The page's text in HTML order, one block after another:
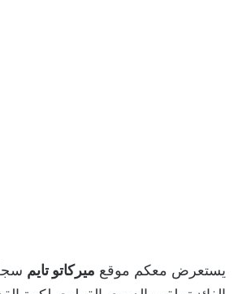
يستعرض معكم موقع ميركاتو تايم